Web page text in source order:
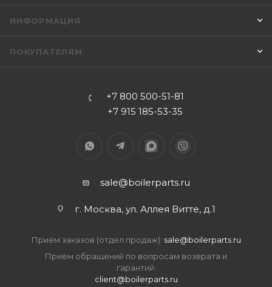
ИНФОРМАЦИЯ
ПОКУПАТЕЛЯМ
+7 800 500-51-81
+7 915 185-53-35
sale@boilerparts.ru
г. Москва, ул. Аллея Витте, д.1
Приём заказов (отдел продаж): sale@boilerparts.ru
Приём обращений по вопросам возврата и
гарантий:
client@boilerparts.ru